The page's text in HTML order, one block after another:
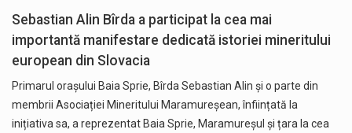
Sebastian Alin Bîrda a participat la cea mai
importantă manifestare dedicată istoriei mineritului
european din Slovacia
Primarul orașului Baia Sprie, Bîrda Sebastian Alin și o parte din
membrii Asociației Mineritului Maramureșean, înființată la
inițiativa sa, a reprezentat Baia Sprie, Maramureșul și țara la cea